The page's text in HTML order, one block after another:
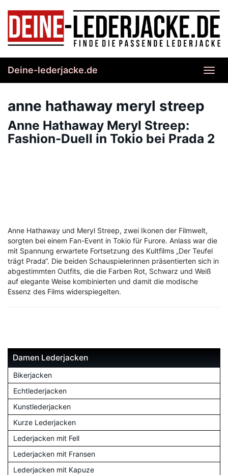
content
Deine-lederjacke.de
anne hathaway meryl streep
Anne Hathaway Meryl Streep:
Fashion-Duell in Tokio bei Prada 2
Anne Hathaway und Meryl Streep, zwei Ikonen der Filmwelt,
sorgten bei einem Fan-Event in Tokio für Furore. Anlass war die
mit Spannung erwartete Fortsetzung des Kultfilms „Der Teufel
trägt Prada“. Die beiden Schauspielerinnen präsentierten sich in
abgestimmten Outfits, die die Farben Rot, Schwarz und Weiß
auf elegante Weise kombinierten und damit die modische
Essenz des Films widerspiegelten.
Damen Lederjacken
Bikerjacken
Echtlederjacken
Kunstlederjacken
Kurze Lederjacken
Lederjacken mit Fell
Lederjacken mit Fransen
Lederjacken mit Kapuze